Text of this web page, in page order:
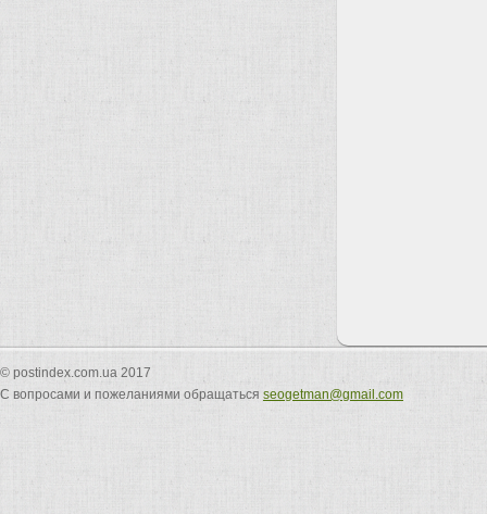
© postindex.com.ua 2017
С вопросами и пожеланиями обращаться seogetman@gmail.com